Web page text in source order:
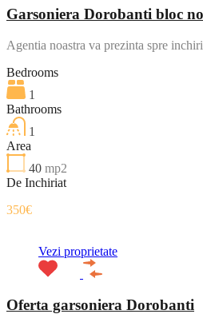
Garsoniera Dorobanti bloc
Agentia noastra va prezinta spre
Bedrooms
1
Bathrooms
1
Area
40 mp2
De Inchiriat
350€
Vezi proprietate
Oferta garsoniera Dorobanti